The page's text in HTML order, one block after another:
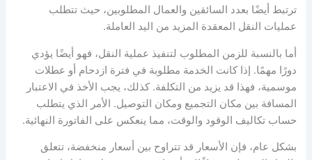
ترتبط أيضًا بعدد السائقين والعمال المطلوبين، حيث تتطلب
عمليات النقل المعقدة المزيد من اليد العاملة.
أما بالنسبة للزمن المطلوب لتنفيذ عملية النقل، فهو أيضًا يؤدي
دورًا مهمًا. إذا كانت الخدمة مطلوبة في فترة ازدحام أو عطلات
موسمية، فهذا قد يزيد من التكلفة. كذلك، يجب الأخذ في الاعتبار
المسافة بين مكان التجميع ومكان التوصيل. الأمر الذي يتطلب
حساب تكاليف الوقود والوقت، مما ينعكس على الفاتورة النهائية.
بشكل عام، فإن الأسعار قد تتراوح بين أسعار منخفضة، تتعلق